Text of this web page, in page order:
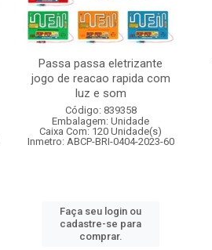
Passa passa eletrizante
jogo de reacao rapida com
luz e som
Código: 839358
Embalagem: Unidade
Caixa Com: 120 Unidade(s)
Inmetro: ABCP-BRI-0404-2023-60
Faça seu login ou
cadastre-se para
comprar.